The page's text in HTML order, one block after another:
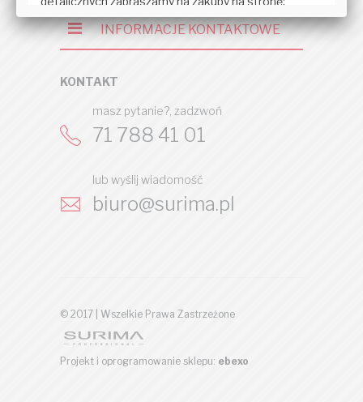
INFORMACJE KONTAKTOWE
KONTAKT
masz pytanie?, zadzwoń
71 788 41 01
lub wyślij wiadomość
biuro@surima.pl
© 2017 | Wszelkie Prawa Zastrzeżone
Projekt i oprogramowanie sklepu: ebexo